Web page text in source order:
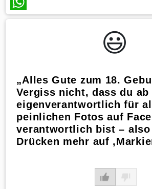
WhatsApp
😃️
„Alles Gute zum 18.
Vergiss nicht, dass du
eigenverantwortlich für
peinlichen Fotos auf
verantwortlich bist – also
Drücken mehr auf